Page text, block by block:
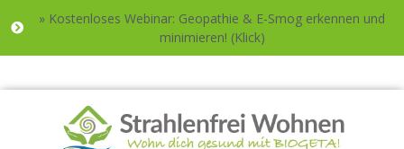
» Kostenloses Webinar: Geopathie & E-Smog erkennen und
minimieren! (Klick)